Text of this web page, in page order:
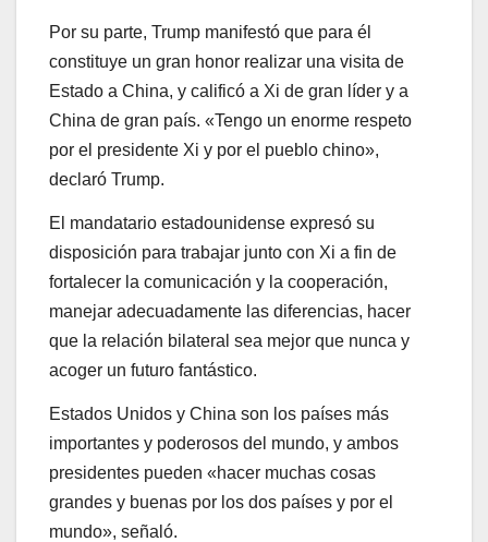
Por su parte, Trump manifestó que para él
constituye un gran honor realizar una visita de
Estado a China, y calificó a Xi de gran líder y a
China de gran país. «Tengo un enorme respeto
por el presidente Xi y por el pueblo chino»,
declaró Trump.
El mandatario estadounidense expresó su
disposición para trabajar junto con Xi a fin de
fortalecer la comunicación y la cooperación,
manejar adecuadamente las diferencias, hacer
que la relación bilateral sea mejor que nunca y
acoger un futuro fantástico.
Estados Unidos y China son los países más
importantes y poderosos del mundo, y ambos
presidentes pueden «hacer muchas cosas
grandes y buenas por los dos países y por el
mundo», señaló.